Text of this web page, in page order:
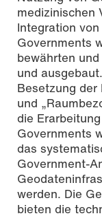
medizinischen
Integration
Governments
bewährten
und
Besetzung der
und
die
Governments
das
Government-
werden. Die
bieten die